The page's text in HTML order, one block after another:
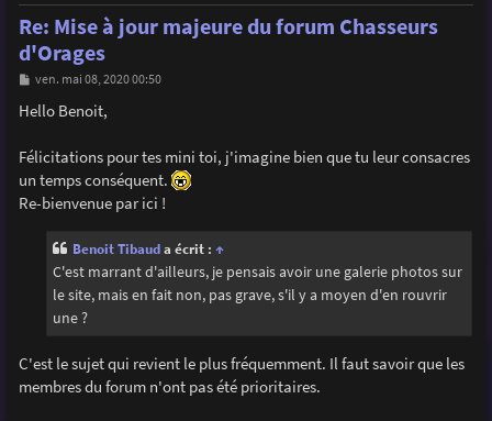
h
Re: Mise à jour majeure du forum Chasseurs
d'Orages
M
s
s
g
e
ven. mai 08, 2020 00:50
Hello Benoit,
Félicitations pour tes mini toi, j'imagine bien que tu leur consacres
un temps conséquent.
Re-bienvenue par ici !
Benoit Tibauda écrit : ↑
C'est marrant d'ailleurs, je pensais avoir une galerie photos sur
le site, mais en fait non, pas grave, s'il y a moyen d'en rouvrir
une ?
C'est le sujet qui revient le plus fréquemment. Il faut savoir que les
membres du forum n'ont pas été prioritaires.